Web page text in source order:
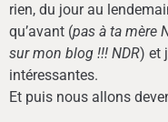
rien, du jour au
qu’avant (pas à ta mère
sur mon blog !!! NDR) et
intéressantes.
Et puis nous allons